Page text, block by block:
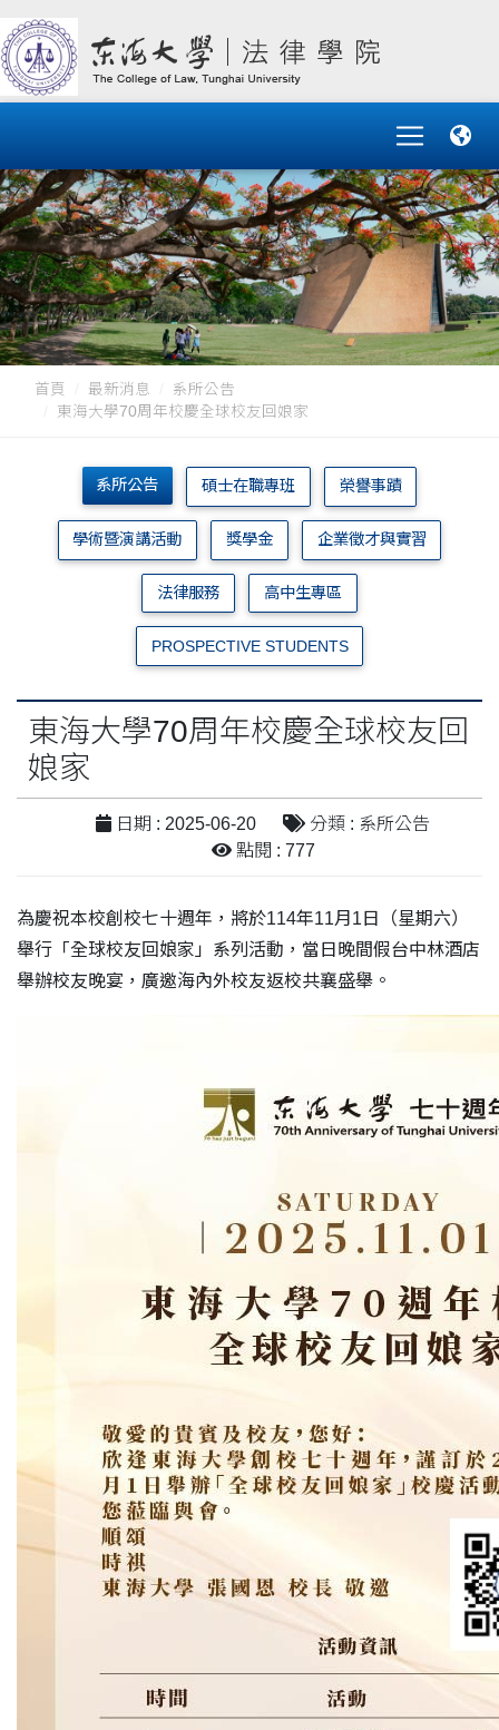
首頁 最新消息
系所公告
東海大學70周年校慶全球校友回娘家
系所公告 碩士在職專班 榮譽事蹟
學術暨演講活動 獎學金 企業徵才與實習
法律服務 高中生專區
PROSPECTIVE STUDENTS
東海大學70周年校慶全球校友回
娘家
日期 : 2025-06-20
分類 : 系所公告
點閱 : 777
為慶祝本校創校七十週年，將於114年11月1日（星期六）
舉行「全球校友回娘家」系列活動，當日晚間假台中林酒店
舉辦校友晚宴，廣邀海內外校友返校共襄盛舉。